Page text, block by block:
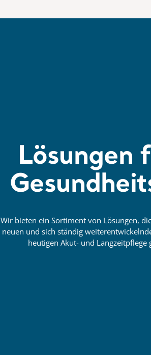
Lösungen
Wir bieten ein Sortiment von Lösungen,
neuen und sich ständig
heutigen Akut- und Langzeitpflege